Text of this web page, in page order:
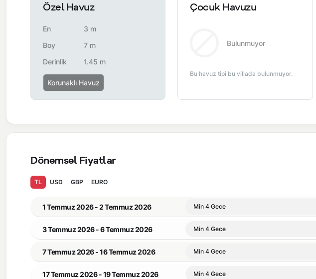
Özel Havuz
En
3 m
Boy
7 m
Derinlik
1.45 m
Korunaklı Havuz
Çocuk Havuzu
Bulunmuyor
Bu havuz tipi bu villada bulunmuyor.
Dönemsel Fiyatlar
TL USD GBP EURO
1 Temmuz 2026 - 2 Temmuz 2026 Min 4 Gece
3 Temmuz 2026 - 6 Temmuz 2026 Min 4 Gece
7 Temmuz 2026 - 16 Temmuz 2026 Min 4 Gece
17 Temmuz 2026 - 19 Temmuz 2026 Min 4 Gece